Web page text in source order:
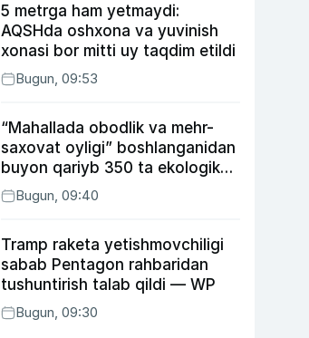
5 metrga ham yetmaydi:
AQSHda oshxona va yuvinish
xonasi bor mitti uy taqdim etildi
Bugun, 09:53
“Mahallada obodlik va mehr-
saxovat oyligi” boshlanganidan
buyon qariyb 350 ta ekologik
huquqbuzarlik aniqlandi
Bugun, 09:40
Tramp raketa yetishmovchiligi
sabab Pentagon rahbaridan
tushuntirish talab qildi — WP
Bugun, 09:30